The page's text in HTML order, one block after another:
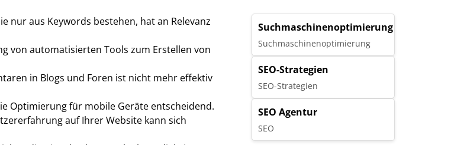
nur aus Keywords bestehen, hat an Relevanz
von automatisierten Tools zum Erstellen von
in Blogs und Foren ist nicht mehr effektiv
Optimierung für mobile Geräte entscheidend.
auf Ihrer Website kann sich
Suchmaschinenoptimierung
Suchmaschinenoptimierung
SEO-Strategien
SEO-Strategien
SEO Agentur
SEO